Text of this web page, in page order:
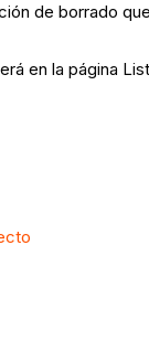
de borrado
en la página